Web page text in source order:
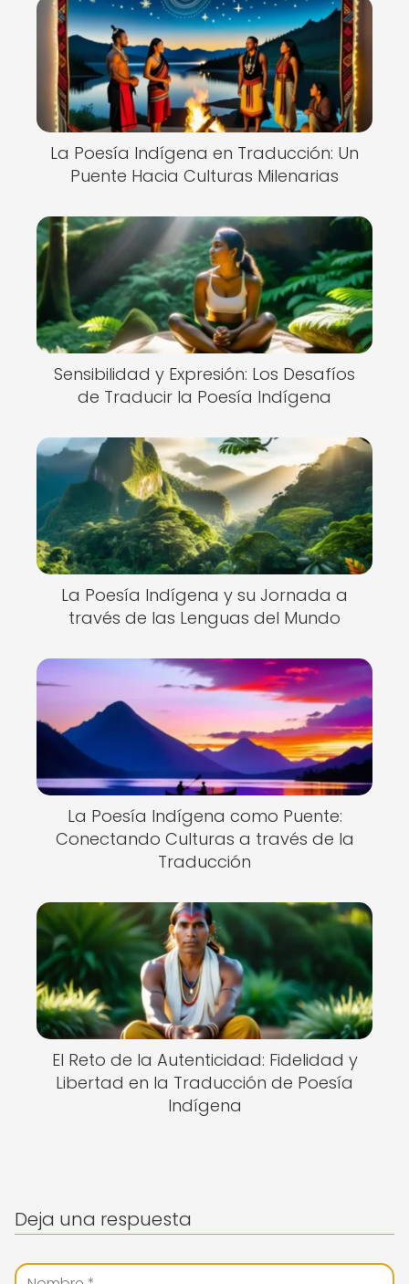
La Poesía Indígena en Traducción: Un
Puente Hacia Culturas Milenarias
Sensibilidad y Expresión: Los Desafíos
de Traducir la Poesía Indígena
La Poesía Indígena y su Jornada a
través de las Lenguas del Mundo
La Poesía Indígena como Puente:
Conectando Culturas a través de la
Traducción
El Reto de la Autenticidad: Fidelidad y
Libertad en la Traducción de Poesía
Indígena
Deja una respuesta